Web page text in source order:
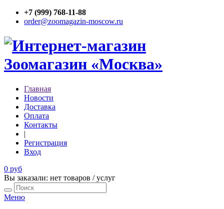
+7 (999) 768-11-88
order@zoomagazin-moscow.ru
Главная
Новости
Доставка
Оплата
Контакты
|
Регистрация
Вход
0 руб
Вы заказали: нет товаров / услуг
Меню